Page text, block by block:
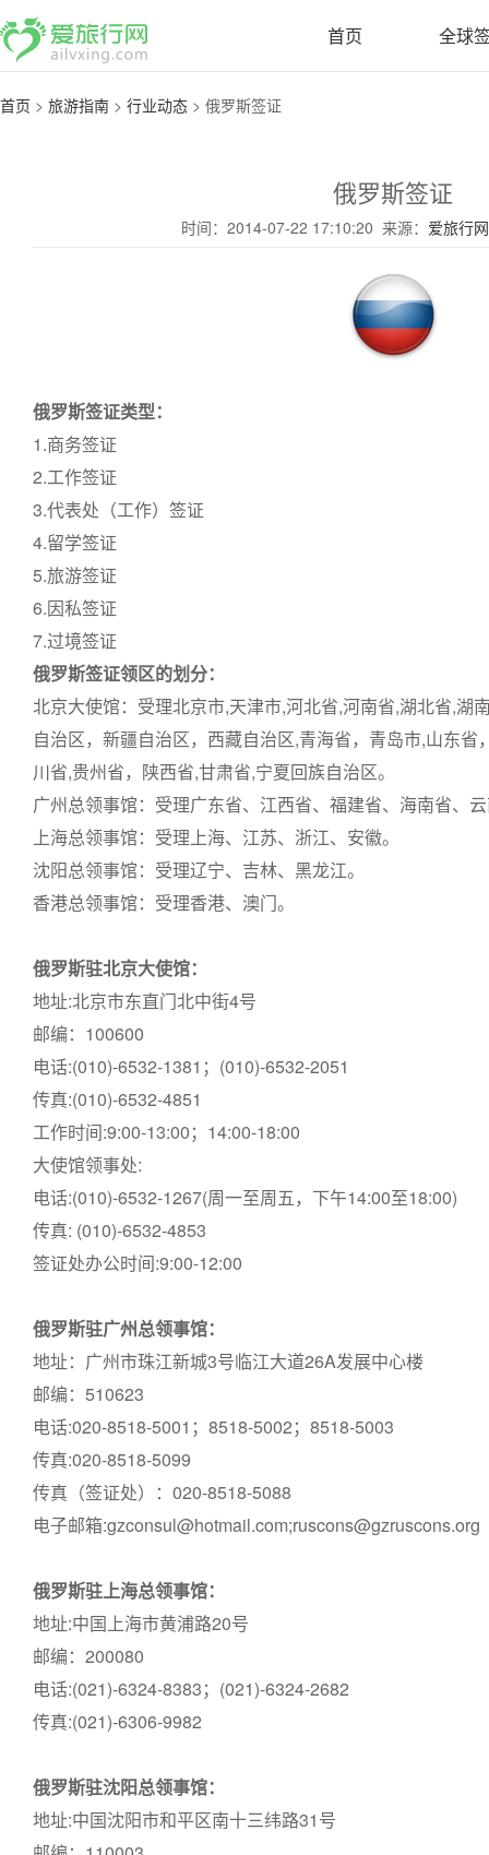
首页 全球
首页 > 旅游指南 > 行业动态 > 俄罗斯签证
俄罗斯签证
时间：2014-07-22 17:10:20 来源： 爱旅行网
俄罗斯签证类型：
1.商务签证
2.工作签证
3.代表处（工作）签证
4.留学签证
5.旅游签证
6.因私签证
7.过境签证
俄罗斯签证领区的划分：
北京大使馆：受理北京市,天津市,河北省,河南省,湖北省,湖
自治区，新疆自治区，西藏自治区,青海省，青岛市,山东省
川省,贵州省，陕西省,甘肃省,宁夏回族自治区。
广州总领事馆：受理广东省、江西省、福建省、海南省、
上海总领事馆：受理上海、江苏、浙江、安徽。
沈阳总领事馆：受理辽宁、吉林、黑龙江。
香港总领事馆：受理香港、澳门。
俄罗斯驻北京大使馆：
地址:北京市东直门北中街4号
邮编：100600
电话:(010)-6532-1381；(010)-6532-2051
传真:(010)-6532-4851
工作时间:9:00-13:00；14:00-18:00
大使馆领事处:
电话:(010)-6532-1267(周一至周五，下午14:00至18:00)
传真: (010)-6532-4853
签证处办公时间:9:00-12:00
俄罗斯驻广州总领事馆：
地址：广州市珠江新城3号临江大道26A发展中心楼
邮编：510623
电话:020-8518-5001；8518-5002；8518-5003
传真:020-8518-5099
传真（签证处）：020-8518-5088
电子邮箱:gzconsul@hotmail.com;ruscons@gzruscons.org
俄罗斯驻上海总领事馆：
地址:中国上海市黄浦路20号
邮编：200080
电话:(021)-6324-8383；(021)-6324-2682
传真:(021)-6306-9982
俄罗斯驻沈阳总领事馆：
地址:中国沈阳市和平区南十三纬路31号